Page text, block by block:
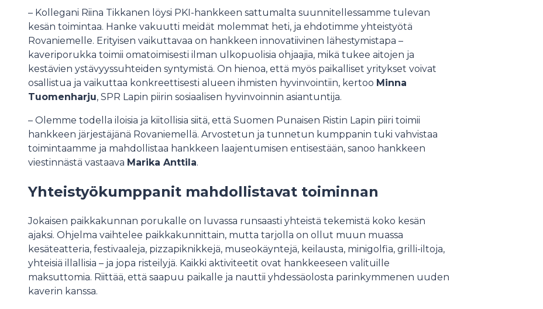
– Kollegani Riina Tikkanen löysi PKI-hankkeen sattumalta suunnitellessamme tulevan
kesän toimintaa. Hanke vakuutti meidät molemmat heti, ja ehdotimme yhteistyötä
Rovaniemelle. Erityisen vaikuttavaa on hankkeen innovatiivinen lähestymistapa –
kaveriporukka toimii omatoimisesti ilman ulkopuolisia ohjaajia, mikä tukee aitojen ja
kestävien ystävyyssuhteiden syntymistä. On hienoa, että myös paikalliset yritykset voivat
osallistua ja vaikuttaa konkreettisesti alueen ihmisten hyvinvointiin, kertoo Minna
Tuomenharju, SPR Lapin piirin sosiaalisen hyvinvoinnin asiantuntija.
– Olemme todella iloisia ja kiitollisia siitä, että Suomen Punaisen Ristin Lapin piiri toimii
hankkeen järjestäjänä Rovaniemellä. Arvostetun ja tunnetun kumppanin tuki vahvistaa
toimintaamme ja mahdollistaa hankkeen laajentumisen entisestään, sanoo hankkeen
viestinnästä vastaava Marika Anttila.
Yhteistyökumppanit mahdollistavat toiminnan
Jokaisen paikkakunnan porukalle on luvassa runsaasti yhteistä tekemistä koko kesän
ajaksi. Ohjelma vaihtelee paikkakunnittain, mutta tarjolla on ollut muun muassa
kesäteatteria, festivaaleja, pizzapiknikkejä, museokäyntejä, keilausta, minigolfia, grilli-iltoja,
yhteisiä illallisia – ja jopa risteilyjä. Kaikki aktiviteetit ovat hankkeeseen valituille
maksuttomia. Riittää, että saapuu paikalle ja nauttii yhdessäolosta parinkymmenen uuden
kaverin kanssa.